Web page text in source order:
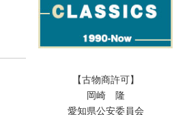
【古物商許可】
岡崎 隆
愛知県公安委員会